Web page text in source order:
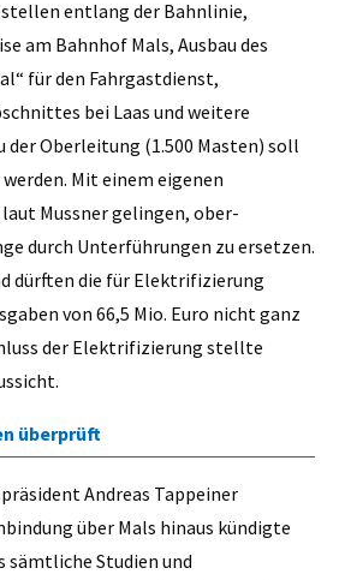
entlang der Bahnlinie,
am Bahnhof Mals, Ausbau des
für den Fahrgastdienst,
bei Laas und weitere
der Oberleitung (1.500 Masten) soll
Mit einem eigenen
Mussner gelingen, ober-
durch Unterführungen zu ersetzen.
dürften die für Elektrifizierung
von 66,5 Mio. Euro nicht ganz
der Elektrifizierung stellte
überprüft
Andreas Tappeiner
über Mals hinaus kündigte
sämtliche Studien und